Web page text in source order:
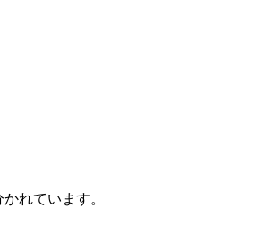
れています。